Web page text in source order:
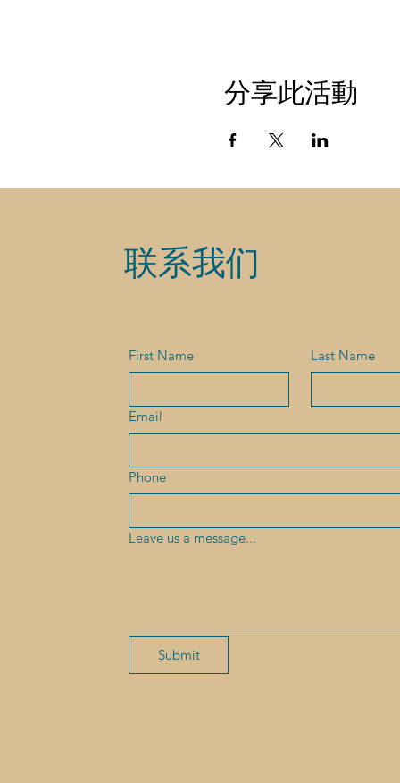
分享此活動
联系我们
First Name Last Name
Email
Phone
Leave us a message...
Submit